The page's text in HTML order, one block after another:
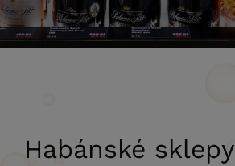
Habánské sklepy